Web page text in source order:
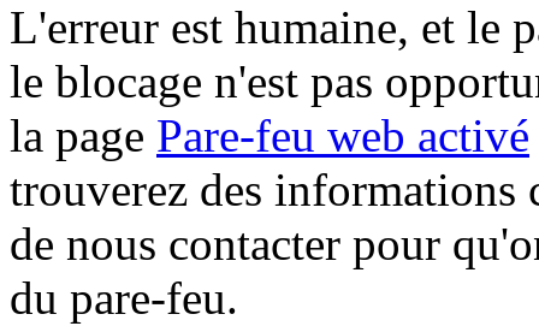
L'erreur est humaine, et le
le blocage n'est pas
la page Pare-feu web activé
trouverez des informations
de nous contacter pour
du pare-feu.